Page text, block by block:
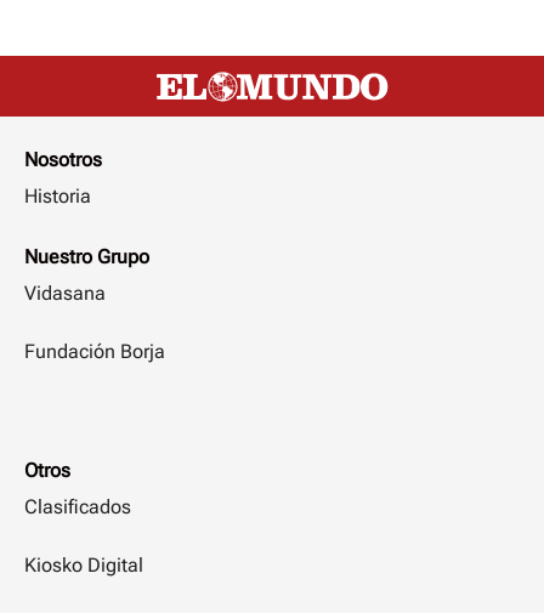
Nosotros
Historia
Nuestro Grupo
Vidasana
Fundación Borja
Otros
Clasificados
Kiosko Digital